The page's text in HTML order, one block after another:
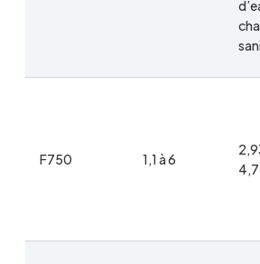
F750 1,1 à 6